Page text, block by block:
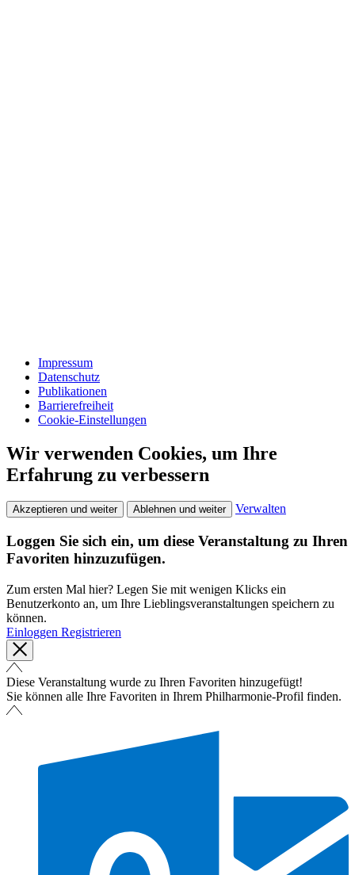
Impressum
Datenschutz
Publikationen
Barrierefreiheit
Cookie-Einstellungen
Wir verwenden Cookies, um Ihre
Erfahrung zu verbessern
Akzeptieren und weiter Ablehnen und weiter Verwalten
Loggen Sie sich ein, um diese Veranstaltung zu Ihren
Favoriten hinzuzufügen.
Zum ersten Mal hier? Legen Sie mit wenigen Klicks ein
Benutzerkonto an, um Ihre Lieblingsveranstaltungen speichern zu
können.
Einloggen Registrieren
Diese Veranstaltung wurde zu Ihren Favoriten hinzugefügt!
Sie können alle Ihre Favoriten in Ihrem Philharmonie-Profil finden.